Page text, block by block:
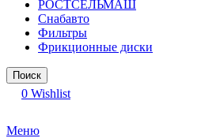
РОСТСЕЛЬМАШ
Снабавто
Фильтры
Фрикционные диски
Поиск
0 Wishlist
Меню